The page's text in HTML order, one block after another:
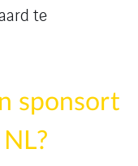
te
sponsort